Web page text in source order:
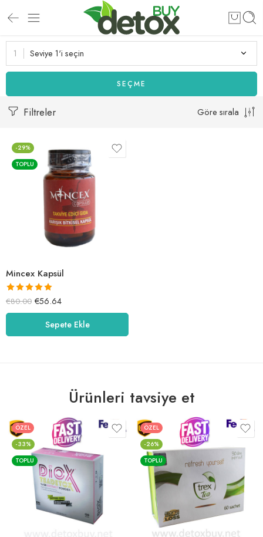
Seviye 1'i seçin
SEÇME
Filtreler Göre sırala
-29%
TOPLU
Mincex Kapsül
5 üzerinden
5.00oy aldı
€80.00 €56.64
Sepete Ekle
Ürünleri tavsiye et
ÖZEL
-33%
TOPLU
ÖZEL
-26%
TOPLU